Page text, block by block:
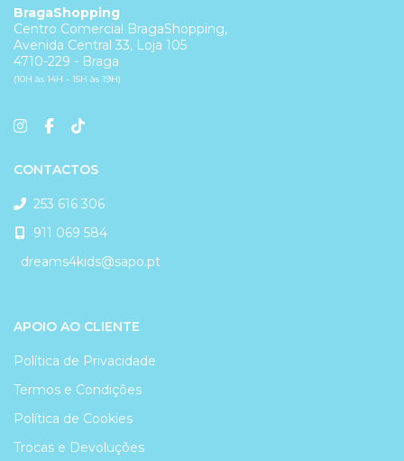
BragaShopping
Centro Comercial BragaShopping,
Avenida Central 33, Loja 105
4710-229 - Braga
(10H às 14H - 15H às 19H)
CONTACTOS
253 616 306
911 069 584
dreams4kids@sapo.pt
APOIO AO CLIENTE
Política de Privacidade
Termos e Condições
Política de Cookies
Trocas e Devoluções